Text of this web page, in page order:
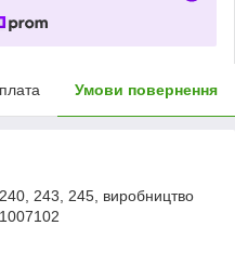
Умови повернення
243, 245, виробництво